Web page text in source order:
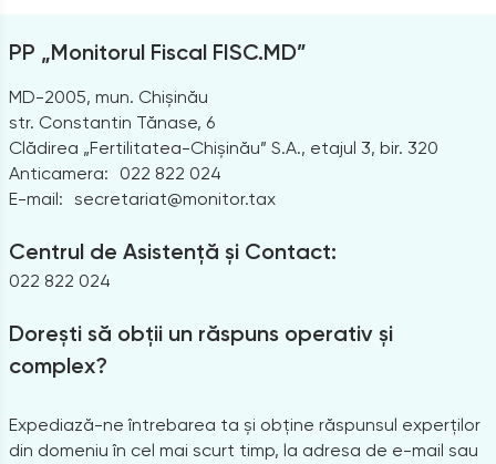
PP „Monitorul Fiscal FISC.MD”
MD-2005, mun. Chișinău
str. Constantin Tănase, 6
Clădirea „Fertilitatea-Chișinău” S.A., etajul 3, bir. 320
Anticamera:
022 822 024
E-mail: secretariat@monitor.tax
Centrul de Asistență și Contact:
022 822 024
Dorești să obții un răspuns operativ și
complex?
Expediază-ne întrebarea ta și obține răspunsul experților
din domeniu în cel mai scurt timp, la adresa de e-mail sau